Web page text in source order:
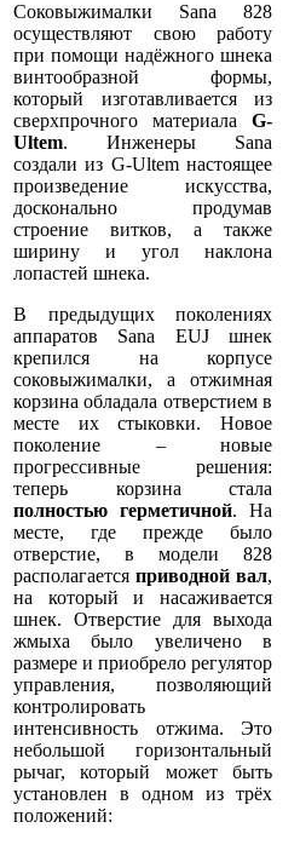
Соковыжималки Sana 828
осуществляют свою работу
при помощи надёжного шнека
винтообразной формы,
который изготавливается из
сверхпрочного материала G-
Ultem. Инженеры Sana
создали из G-Ultem настоящее
произведение искусства,
досконально продумав
строение витков, а также
ширину и угол наклона
лопастей шнека.
В предыдущих поколениях
аппаратов Sana EUJ шнек
крепился на корпусе
соковыжималки, а отжимная
корзина обладала отверстием в
месте их стыковки. Новое
поколение – новые
прогрессивные решения:
теперь корзина стала
полностью герметичной. На
месте, где прежде было
отверстие, в модели 828
располагается приводной вал,
на который и насаживается
шнек. Отверстие для выхода
жмыха было увеличено в
размере и приобрело регулятор
управления, позволяющий
контролировать
интенсивность отжима. Это
небольшой горизонтальный
рычаг, который может быть
установлен в одном из трёх
положений: